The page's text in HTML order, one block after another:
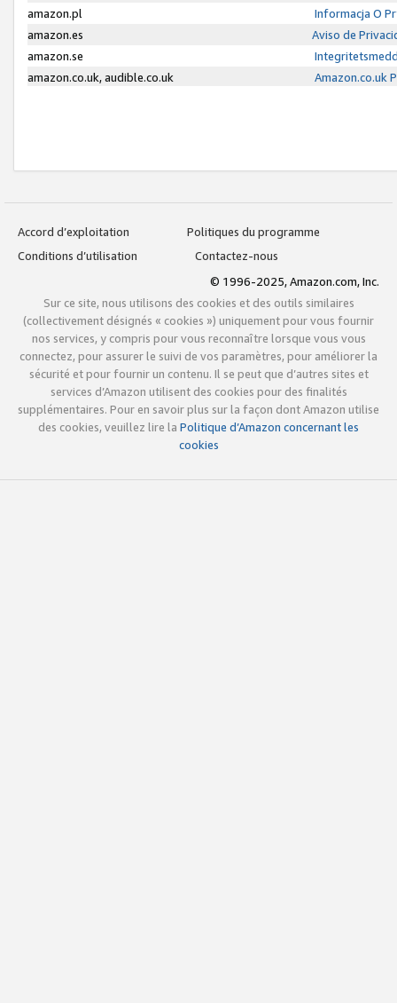
amazon.pl
Informacja O
amazon.es
Aviso de
amazon.se
amazon.co.uk, audible.co.uk
Amazon.co.uk
Accord d’exploitation
Politiques du programme
Conditions d’utilisation
Contactez-nous
© 1996-2025, Amazon.com, Inc.
Sur ce site, nous utilisons des cookies et des outils similaires
(collectivement désignés « cookies ») uniquement pour vous fournir
nos services, y compris pour vous reconnaître lorsque vous vous
connectez, pour assurer le suivi de vos paramètres, pour améliorer la
sécurité et pour fournir un contenu. Il se peut que d’autres sites et
services d’Amazon utilisent des cookies pour des finalités
supplémentaires. Pour en savoir plus sur la façon dont Amazon utilise
des cookies, veuillez lire la Politique d’Amazon concernant les
cookies